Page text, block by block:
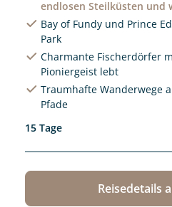
endlosen Steilküsten und
Bay of Fundy und Prince
Park
Charmante Fischerdörfer
Pioniergeist lebt
Traumhafte Wanderwege
Pfade
15 Tage
Reisedetails